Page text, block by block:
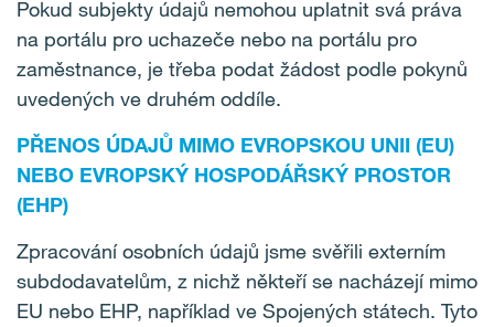
Pokud subjekty údajů nemohou uplatnit svá práva
na portálu pro uchazeče nebo na portálu pro
zaměstnance, je třeba podat žádost podle pokynů
uvedených ve druhém oddíle.
PŘENOS ÚDAJŮ MIMO EVROPSKOU UNII (EU)
NEBO EVROPSKÝ HOSPODÁŘSKÝ PROSTOR
(EHP)
Zpracování osobních údajů jsme svěřili externím
subdodavatelům, z nichž někteří se nacházejí mimo
EU nebo EHP, například ve Spojených státech. Tyto